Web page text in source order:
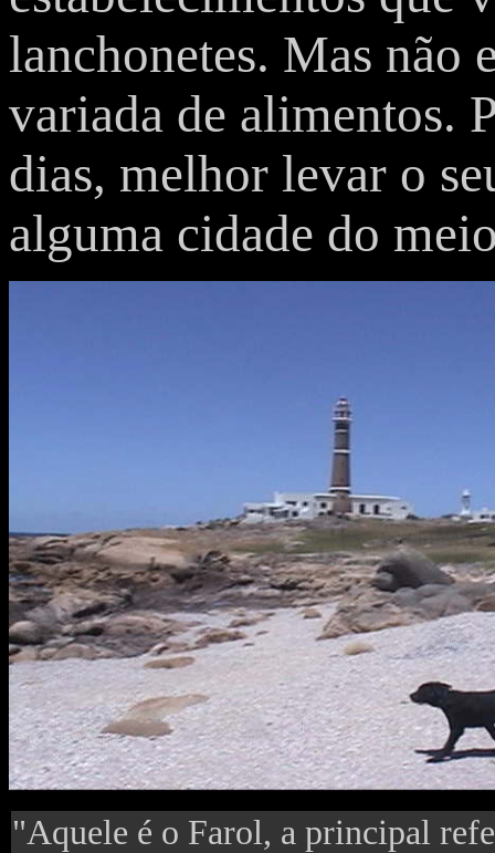
lanchonetes. Mas não
variada de alimentos.
dias, melhor levar o
alguma cidade do
"Aquele é o Farol, a principal